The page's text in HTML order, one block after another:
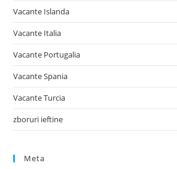
Vacante Islanda
Vacante Italia
Vacante Portugalia
Vacante Spania
Vacante Turcia
zboruri ieftine
Meta